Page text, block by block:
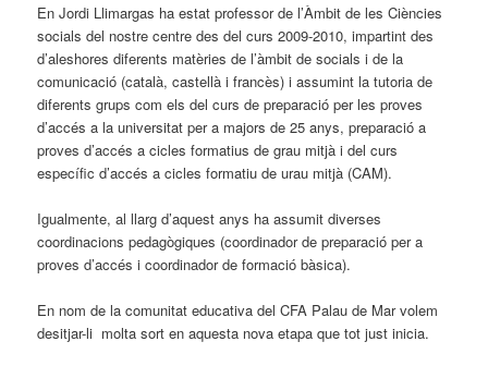
En Jordi Llimargas ha estat professor de l’Àmbit de les Ciències
socials del nostre centre des del curs 2009-2010, impartint des
d’aleshores diferents matèries de l’àmbit de socials i de la
comunicació (català, castellà i francès) i assumint la tutoria de
diferents grups com els del curs de preparació per les proves
d’accés a la universitat per a majors de 25 anys, preparació a
proves d’accés a cicles formatius de grau mitjà i del curs
específic d’accés a cicles formatiu de urau mitjà (CAM).
Igualmente, al llarg d’aquest anys ha assumit diverses
coordinacions pedagògiques (coordinador de preparació per a
proves d’accés i coordinador de formació bàsica).
En nom de la comunitat educativa del CFA Palau de Mar volem
desitjar-li molta sort en aquesta nova etapa que tot just inicia.